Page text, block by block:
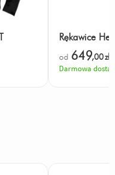
Rękawice
od 649,00zł
Darmowa